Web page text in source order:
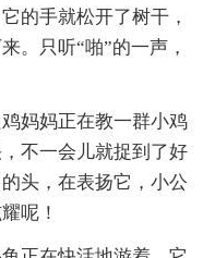
的手就松开了树干，
。只听“啪”的一声，
妈妈正在教一群小鸡
不一会儿就捉到了好
头，在表扬它，小公
呢！